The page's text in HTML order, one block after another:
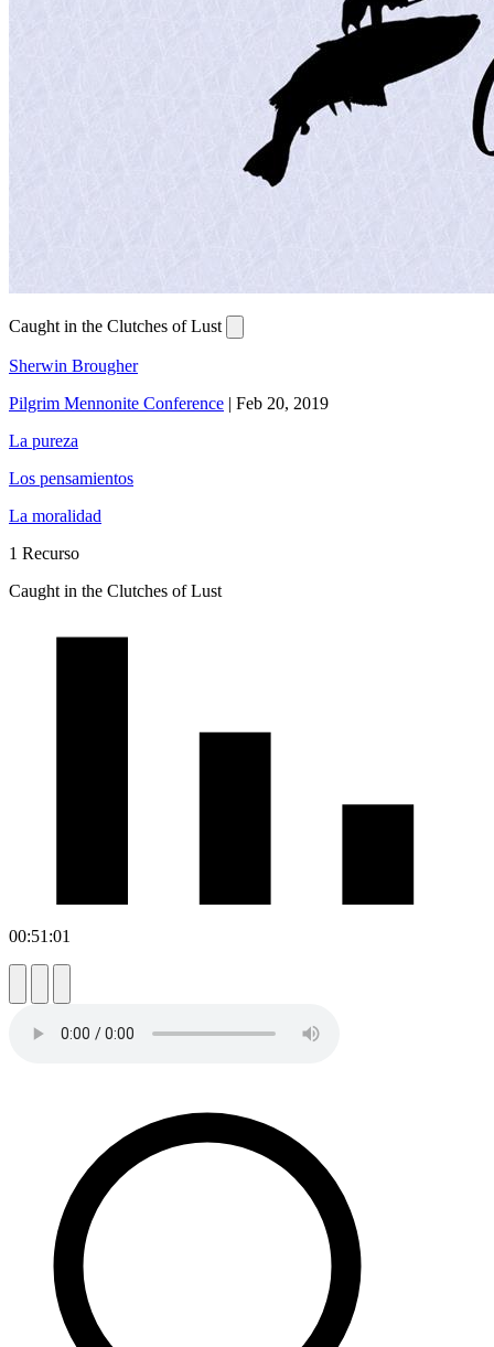
Caught in the Clutches of Lust
Sherwin Brougher
Pilgrim Mennonite Conference | Feb 20, 2019
La pureza
Los pensamientos
La moralidad
1 Recurso
Caught in the Clutches of Lust
00:51:01